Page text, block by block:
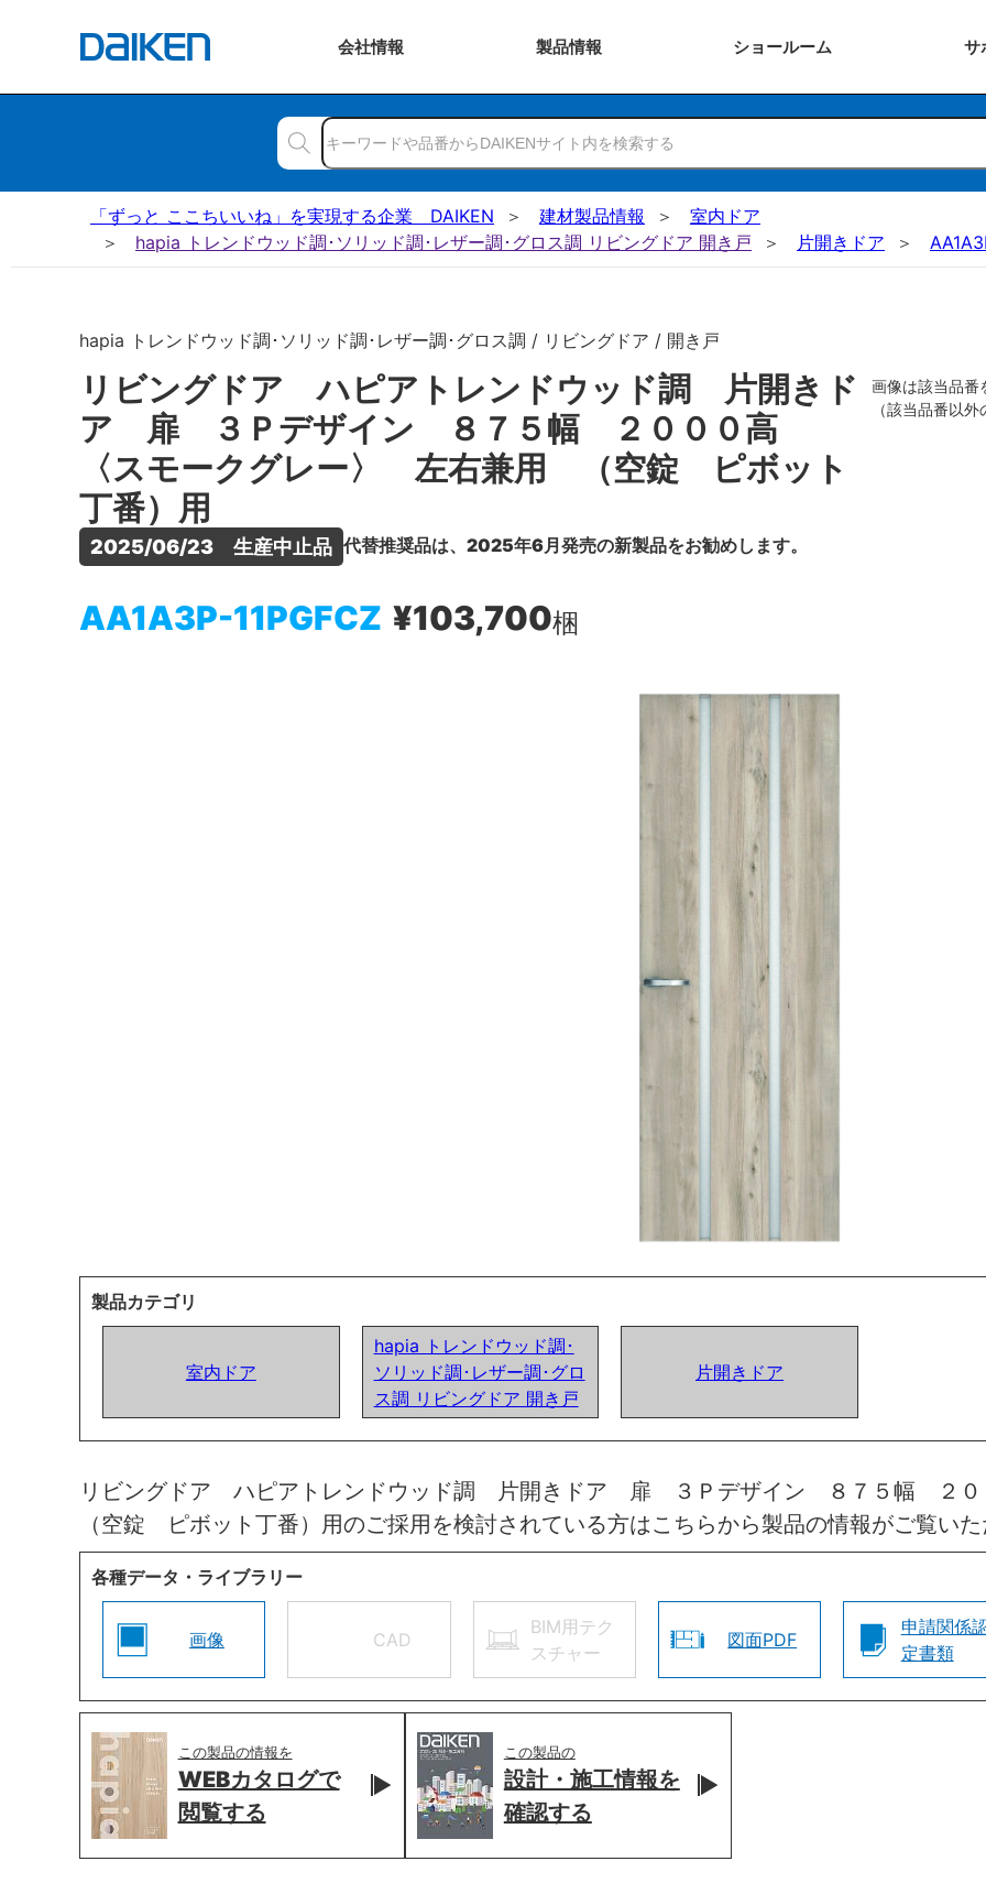
会社情報 製品情報 ショールーム サ
「ずっと ここちいいね」を実現する企業 DAIKEN 建材製品情報
室内ドア
hapia トレンドウッド調･ソリッド調･レザー調･グロス調 リビングドア 開き戸
片開きドア
hapia トレンドウッド調･ソリッド調･レザー調･グロス調 / リビングドア / 開き戸
リビングドア ハピアトレンドウッド調 片開きド
ア 扉 ３Ｐデザイン ８７５幅 ２０００高
〈スモークグレー〉 左右兼用 （空錠 ピボット
丁番）用
2025/06/23　生産中止品 代替推奨品は、2025年6月発売の新製品をお勧めします。
AA1A3P-11PGFCZ ¥103,700梱
画像は該当品番
（該当品番以
製品カテゴリ
室内ドア
hapia トレンドウッド調･
ソリッド調･レザー調･グロ
ス調 リビングドア 開き戸
片開きドア
リビングドア ハピアトレンドウッド調 片開きドア 扉 ３Ｐデザイン ８７５幅 ２
（空錠 ピボット丁番）用のご採用を検討されている方はこちらから製品の情報がご覧い
各種データ・ライブラリー
画像 CAD
BIM用テク
スチャー
図面PDF
申請関係
定書類
この製品の情報を
WEBカタログで
閲覧する
この製品の
設計・施工情報を
確認する